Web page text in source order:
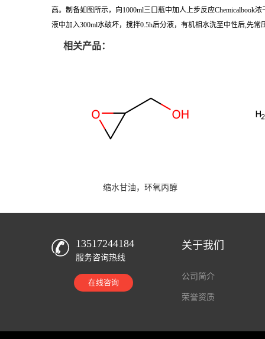
高。制备如图所示，向1000ml三口瓶中加人上步反应Chemicalbook
液中加入300ml水破坏，搅拌0.5h后分液，有机相水洗至中性后,先
相关产品：
缩水甘油，环氧丙醇
13517244184
服务咨询热线
在线咨询
关于我们
公司简介
荣誉资质